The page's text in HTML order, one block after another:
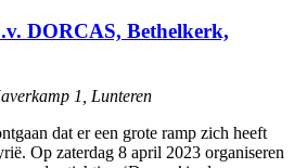
DORCAS, Bethelkerk,
1, Lunteren
dat er een grote ramp zich heeft
Op zaterdag 8 april 2023 organiseren